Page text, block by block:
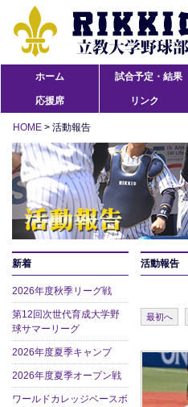
ホーム 試合予定・結果
応援席 リンク
HOME > 活動報告
新着
2026年度秋季リーグ戦
第12回次世代育成大学野
球サマーリーグ
2026年度夏季キャンプ
2026年度夏季オープン戦
ワールドカレッジベースボ
活動報告
最初へ